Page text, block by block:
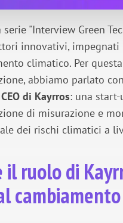
serie "Interview Green
innovativi,
climatico. Per
abbiamo parlato con
di Kayrros: una
di misurazione e
dei rischi climatici a
il ruolo di